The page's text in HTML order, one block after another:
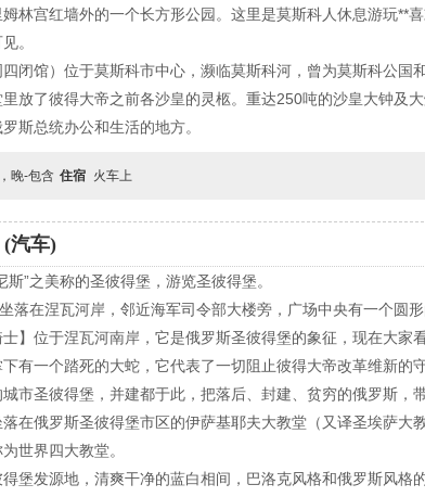
姆林宫红墙外的一个长方形公园。这里是莫斯科人休息游玩
。
四闭馆）位于莫斯科市中心，濒临莫斯科河，曾为莫斯科公
放了彼得大帝之前各沙皇的灵柩。重达250吨的沙皇大钟及
斯总统办公和生活的地方。
晚-包含 住宿 火车上
汽车)
”之美称的圣彼得堡，游览圣彼得堡。
坐落在涅瓦河岸，邻近海军司令部大楼旁，广场中央有一个圆
士】位于涅瓦河南岸，它是俄罗斯圣彼得堡的象征，现在大
有一个踏死的大蛇，它代表了一切阻止彼得大帝改革维新
市圣彼得堡，并建都于此，把落后、封建、贫穷的俄罗斯，
落在俄罗斯圣彼得堡市区的伊萨基耶夫大教堂（又译圣埃萨
世界四大教堂。
得堡发源地，清爽干净的蓝白相间，巴洛克风格和俄罗斯风格